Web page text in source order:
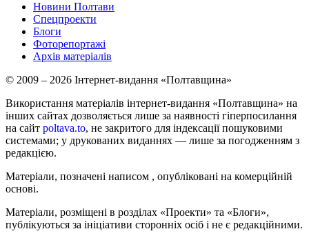
Новини Полтави
Спецпроекти
Блоги
Фоторепортажі
Архів матеріалів
© 2009 – 2026 Інтернет-видання «Полтавщина»
Використання матеріалів інтернет-видання «Полтавщина» на
інших сайтах дозволяється лише за наявності гіперпосилання
на сайт poltava.to, не закритого для індексації пошуковими
системами; у друкованих виданнях — лише за погодженням з
редакцією.
Матеріали, позначені написом , опубліковані на комерційній
основі.
Матеріали, розміщені в розділах «Проекти» та «Блоги»,
публікуються за ініціативи сторонніх осіб і не є редакційними.